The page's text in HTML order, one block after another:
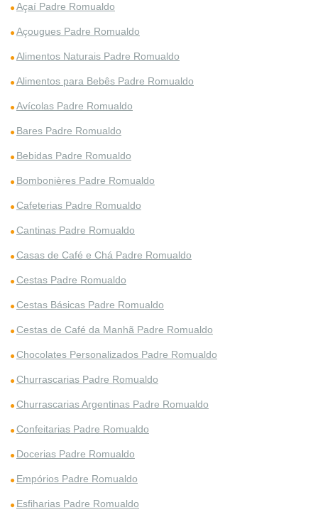
Açaí Padre Romualdo
Açougues Padre Romualdo
Alimentos Naturais Padre Romualdo
Alimentos para Bebês Padre Romualdo
Avícolas Padre Romualdo
Bares Padre Romualdo
Bebidas Padre Romualdo
Bombonières Padre Romualdo
Cafeterias Padre Romualdo
Cantinas Padre Romualdo
Casas de Café e Chá Padre Romualdo
Cestas Padre Romualdo
Cestas Básicas Padre Romualdo
Cestas de Café da Manhã Padre Romualdo
Chocolates Personalizados Padre Romualdo
Churrascarias Padre Romualdo
Churrascarias Argentinas Padre Romualdo
Confeitarias Padre Romualdo
Docerias Padre Romualdo
Empórios Padre Romualdo
Esfiharias Padre Romualdo